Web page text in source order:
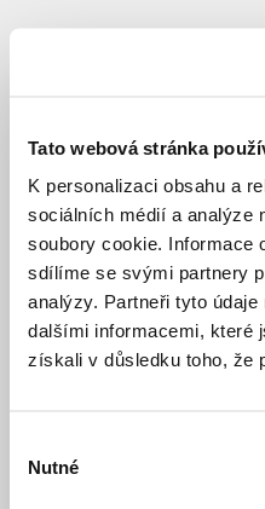
Tato webová stránka
K personalizaci obsahu a
sociálních médií a analýze
soubory cookie. Informace
sdílíme se svými partnery
analýzy. Partneři tyto
dalšími informacemi, které
získali v důsledku toho, že
souhlasu
Nutné
SUBJEKT